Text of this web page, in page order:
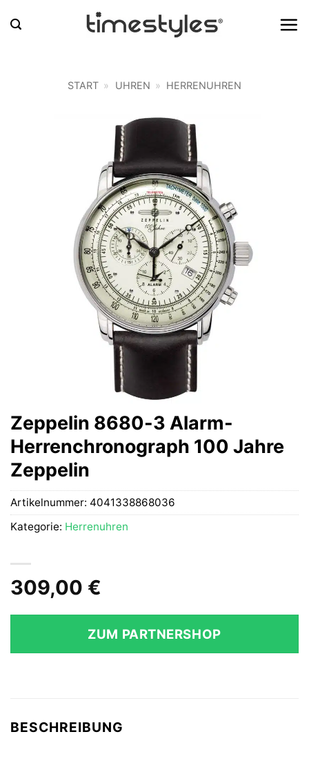
Inhalt
START » UHREN » HERRENUHREN
Zeppelin 8680-3 Alarm-
Herrenchronograph 100 Jahre
Zeppelin
309,00 €
ZUM PARTNERSHOP
Artikelnummer: 4041338868036
Kategorie: Herrenuhren
BESCHREIBUNG